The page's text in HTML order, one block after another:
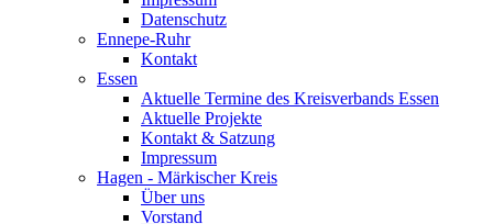
Datenschutz
Ennepe-Ruhr
Kontakt
Essen
Aktuelle Termine des Kreisverbands Essen
Aktuelle Projekte
Kontakt & Satzung
Impressum
Hagen - Märkischer Kreis
Über uns
Vorstand